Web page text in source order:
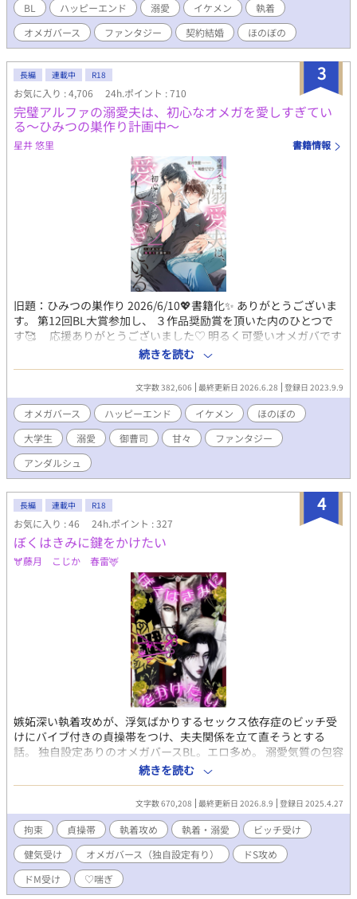
ン、と思っていたら、話している間に、変な話になってきた。 契
約結婚？ 期間三年？ その間は好きに勉強していい。その後
も、生活の面倒は見る。デメリットは、戸籍にバツイチがつくこ
と。え、全然いいかも……。お願いします！ トリプルエスラン
ク、紫の瞳を持つスーパーαのエリートの瑛士さんの、超高級マン
ション。最上階の隣の部屋。もし番になりたい人が居たら一緒に
暮らしてもいいよとか言うけど、一番勉強がしたいので！ 恋と
か分からないしと断る。 表に夫夫アピールはするけど、それ以外
は絡む必要もない、はずだったのに、なぜか瑛士さんは、オレの
部屋を訪ねてくる。そんな豪華でもない普通のオレのご飯を一緒
に食べるようになる。勉強してる横で、瑛士さんも仕事してる。
「何でここに？」「居心地よくて」「いいですけど」そんな日々
が続く。いろいろ距離がちかくなってきたある時、久しぶりにヒ
ート。三日間こもるんで来ないでください。この期間だけは一応
Ωなんで、と言ったオレに、一緒に居る、と、意味の分からない瑛
士さん。一応抑制剤はお互い打つけど、さすがにヒートは無理。
出てってと言ったら、一人でそんな辛そうにさせてたくない、
と。――ヒートを乗り越えてから関係が変わる。瑛士さん、なん
かやたら、距離が近くてあますぎて。そんな時、色んなツテで、
薬を作る夢の話が盛り上がってくる。Ωの対応や治験に向けて活
動を開始するようになる。夢に少しずつ近づくような。そんな
中、従来の抑制剤の治験の闇やΩたちへの許されない行為を耳に
する。少しずつ証拠をそろえていくと、それを良く思わない連中
が居て――。瑛士さんは、契約結婚をしてでも身辺に煩わしいこ
とをなくしたかったはずなのに、なぜかオレに関わってくる。仕
事も忙しいのに、時間を見つけては、側に居る。なんだか初の感
覚。でもオレ、勉強しなきゃ！なのに…？ と、αに可愛がられて
翻弄されまくる話です。ぜひ✨ 表紙:クボキリツ(@kbk_Ritsu)さ
ま 素敵なイラストをありがとう…🩷✨
BL ハッピーエンド 溺愛 イケメン
執着
オメガバース
ファンタジー 契約結婚 ほのぼの
3
長編 連載中 R18
お気に入り : 4,706 24h.ポイント : 710
完璧アルファの溺愛夫は、初心なオメガを愛しすぎてい
る～ひみつの巣作り計画中～
星井 悠里 書籍情報
旧題：ひみつの巣作り 2026/6/10💖書籍化✨ ありがとうございま
す。 第12回BL大賞参加し、 ３作品奨励賞を頂いた内のひとつで
す🥰 応援ありがとうございました♡ 明るく可愛いオメガバです
♡ 学生結婚の夫夫🩵 仲良しです(*´艸`*) 【公式あらすじ】 あ
る日突然オメガに変性してしまった、元アルファの慧（けい）。
ヒートになっていたところを、かつてのライバルだった颯（はや
て）に助けられ、 そのまま彼と番になり、結婚までしてしまっ
た。 中高生時代によく競い合っていたけれど、夫になった颯は、
あの頃とは違って慧に 優しく、甘く蕩けるような愛をくれる。 慧
は颯との新婚生活をとても幸せに過ごしていたけれど、ある日ふ
と思った。 ――運命の番だから、相手のことを好きって思いこん
じゃってる……？ でもそれは嫌だった。ちゃんと颯と恋をし合
うして慧は颯にちゃんと恋をしてもらうべく、とある作戦を始め
る！ 新婚夫夫のあまあまオメガバースBL、ついに書籍化!!
◆◇◆ 2023/9/9投稿→9/10BLranking15位♡ 9/14 12位🥰
♡ ベスト10入りありがとうございます💖 9/20 ベスト5入り
🥰♡ BL大賞初日6位スタートでした。ありがとうございます☺️ 最
終結果8位でした🥰 ありがとうございました✨ ◇ ◇ ◇ ◇
2024年 またBL大賞参加します。完結できるといいな。よろしく
お願いします🩷 初日のrankingは３位でした✨ありがとうござい
ます( ﾉД`)🩷 2024/11/28 完結しました。 感想など、ありがとう
ございます。 意地っ張りな元αのΩくんが素直になってく様。可愛
がって頂けますように♡
続きを読む
文字数 382,606 最終更新日 2026.6.28 登録日 2023.9.9
オメガバース ハッピーエンド イケメン
ほのぼの
大学生
溺愛 御曹司 甘々
ファンタジー
アンダルシュ
4
長編 連載中 R18
お気に入り : 46 24h.ポイント : 327
ぼくはきみに鍵をかけたい
🫎藤月 こじか 春雷🦌
嫉妬深い執着攻めが、浮気ばかりするセックス依存症のビッチ受
けにバイブ付きの貞操帯をつけ、夫夫関係を立て直そうとする
話。 独自設定ありのオメガバースBL。エロ多め。 溺愛気質の包容
力たかめな年下いいなり敬語攻め×皮肉屋ツンデレ美人ビッチ受
け（※本性は歪んだ願望をもつ執着ドＳ攻め×依存気質の尽くし
体質健気ドM受け） 【あらすじ】 小説家でアルファのソンジュ
（攻め）は、出会い系サイトで出逢ったオメガの美男子・ユンフ
ァ（受け）に運命的な一目惚れをした。 はじめは肉体関係のみを
目的として出逢った二人だったが、ソンジュはひと目でユンファ
との真剣交際を望み、ユンファに猛アプローチをかける。 しかし
淫奔なユンファは特定の彼氏などいらない、とそれを幾度ものら
りくらりかわしてきたものの、ついにソンジュの熱意に負け、交
続きを読む
文字数 670,208 最終更新日 2026.8.9 登録日 2025.4.27
拘束 貞操帯 執着攻め 執着・溺愛
ビッチ受け
健気受け
オメガバース（独自設定有り）
ドS攻め
ドM受け
♡喘ぎ